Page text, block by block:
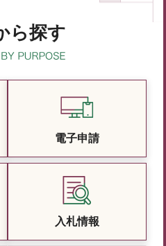
ら探す
電子申請
入札情報